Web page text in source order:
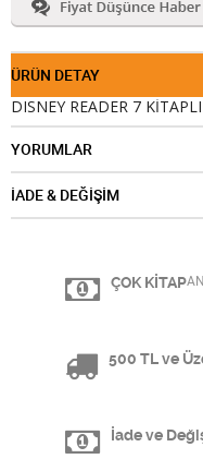
ÜRÜN DETAY
DISNEY READER 7
YORUMLAR
İADE & DEĞİŞİM
ÇOK KİTAP
500 TL ve
İade ve